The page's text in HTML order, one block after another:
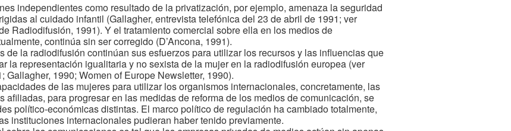
independientes como resultado de la privatización, por ejemplo, amenaza la seguridad
al cuidado infantil (Gallagher, entrevista telefónica del 23 de abril de 1991; ver
Radiodifusión, 1991). Y el tratamiento comercial sobre ella en los medios de
continúa sin ser corregido (D’Ancona, 1991).
de la radiodifusión continúan sus esfuerzos para utilizar los recursos y las influencias que
la representación igualitaria y no sexista de la mujer en la radiodifusión europea (ver
1990; Women of Europe Newsletter, 1990).
de las mujeres para utilizar los organismos internacionales, concretamente, las
afiliadas, para progresar en las medidas de reforma de los medios de comunicación, se
político-económicas distintas. El marco político de regulación ha cambiado totalmente,
instituciones internacionales pudieran haber tenido previamente.